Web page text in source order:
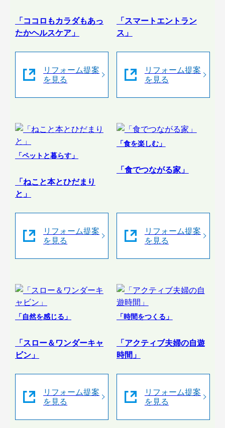
「ココロもカラダもあっ
たかヘルスケア」
リフォーム提案
を見る
「スマートエントラン
ス」
リフォーム提案
を見る
「ペットと暮らす」
「ねこと本とひだまり
と」
リフォーム提案
を見る
「食を楽しむ」
「食でつながる家」
リフォーム提案
を見る
「自然を感じる」
「スロー＆ワンダーキャ
ビン」
リフォーム提案
を見る
「時間をつくる」
「アクティブ夫婦の自遊
時間」
リフォーム提案
を見る